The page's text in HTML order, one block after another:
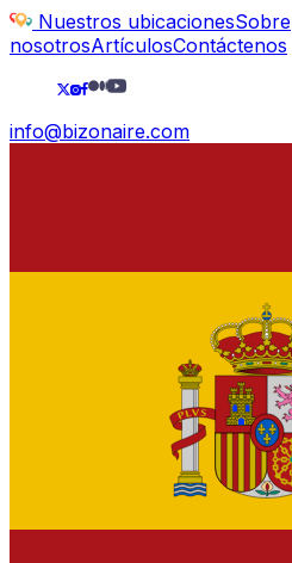
Nuestros ubicacionesSobre
nosotrosArtículosContáctenos
info@bizonaire.com